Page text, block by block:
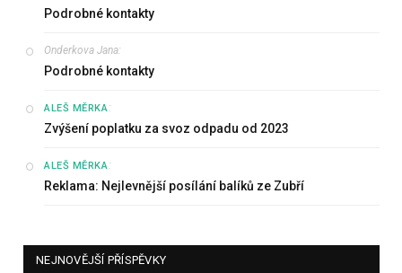
Podrobné kontakty
Onderkova Jana:
Podrobné kontakty
ALEŠ MĚRKA:
Zvýšení poplatku za svoz odpadu od 2023
ALEŠ MĚRKA:
Reklama: Nejlevnější posílání balíků ze Zubří
NEJNOVĚJŠÍ PŘÍSPĚVKY